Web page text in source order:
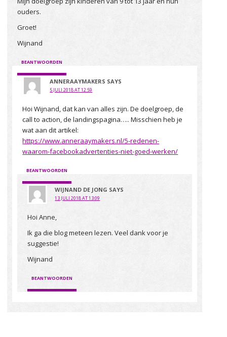
ouders.
Groet!
Wijnand
BEANTWOORDEN
ANNERAAYMAKERS SAYS
5 JULI 2018 AT 12:59
Hoi Wijnand, dat kan van alles zijn. De doelgroep, de
call to action, de landingspagina….. Misschien heb je
wat aan dit artikel:
https://www.anneraaymakers.nl/5-redenen-
waarom-facebookadvertenties-niet-goed-werken/
BEANTWOORDEN
WIJNAND DE JONG SAYS
13 JULI 2018 AT 13:09
Hoi Anne,
Ik ga die blog meteen lezen. Veel dank voor je
suggestie!
Wijnand
BEANTWOORDEN